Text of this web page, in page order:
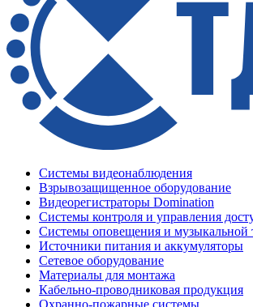
Системы видеонаблюдения
Взрывозащищенное оборудование
Видеорегистраторы Domination
Системы контроля и управления
Системы оповещения и музыкальной
Источники питания и аккумуляторы
Сетевое оборудование
Материалы для монтажа
Кабельно-проводниковая продукция
Охранно-пожарные системы